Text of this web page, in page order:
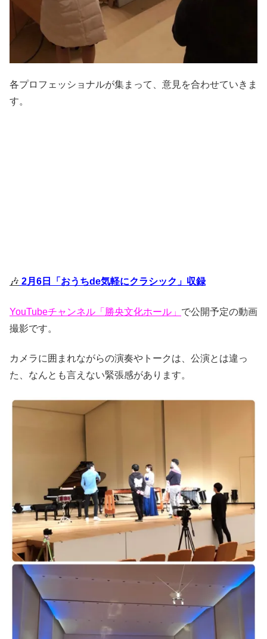
各プロフェッショナルが集まって、意見を合わせていきま
す。
🎶 2月6日「おうちde気軽にクラシック」収録
YouTubeチャンネル「勝央文化ホール」 で公開予定の動画
撮影です。
カメラに囲まれながらの演奏やトークは、公演とは違っ
た、なんとも言えない緊張感があります。